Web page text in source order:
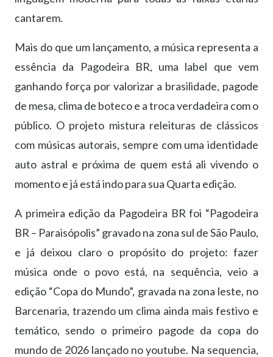
cantarem.
Mais do que um lançamento, a música representa a
essência da Pagodeira BR, uma label que vem
ganhando força por valorizar a brasilidade, pagode
de mesa, clima de boteco e a troca verdadeira com o
público. O projeto mistura releituras de clássicos
com músicas autorais, sempre com uma identidade
auto astral e próxima de quem está ali vivendo o
momento e já estáindo para sua Quarta edição.
A primeira edição da Pagodeira BR foi “Pagodeira
BR – Paraisópolis” gravado na zona sul de São Paulo,
e já deixou claro o propósito do projeto: fazer
música onde o povo está, na sequência, veio a
edição “Copa do Mundo”, gravada na zona leste, no
Barcenaria, trazendo um clima ainda mais festivo e
temático, sendo o primeiro pagode da copa do
mundo de 2026 lançado no youtube. Na sequencia,